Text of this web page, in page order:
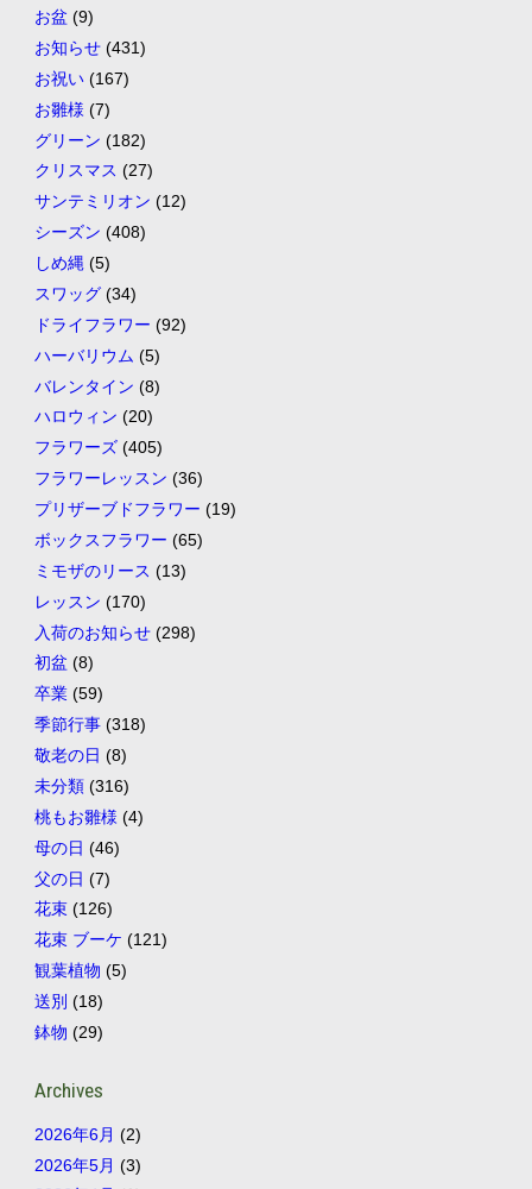
お盆 (9)
お知らせ(431)
お祝い(167)
お雛様 (7)
グリーン (182)
クリスマス (27)
サンテミリオン (12)
シーズン (408)
しめ縄 (5)
スワッグ(34)
ドライフラワー (92)
ハーバリウム (5)
バレンタイン (8)
ハロウィン (20)
フラワーズ(405)
フラワーレッスン (36)
プリザーブドフラワー (19)
ボックスフラワー (65)
ミモザのリース (13)
レッスン (170)
入荷のお知らせ(298)
初盆 (8)
卒業(59)
季節行事(318)
敬老の日 (8)
未分類(316)
桃もお雛様 (4)
母の日 (46)
父の日 (7)
花束(126)
花束 ブーケ (121)
観葉植物 (5)
送別 (18)
鉢物 (29)
Archives
2026年6月 (2)
2026年5月 (3)